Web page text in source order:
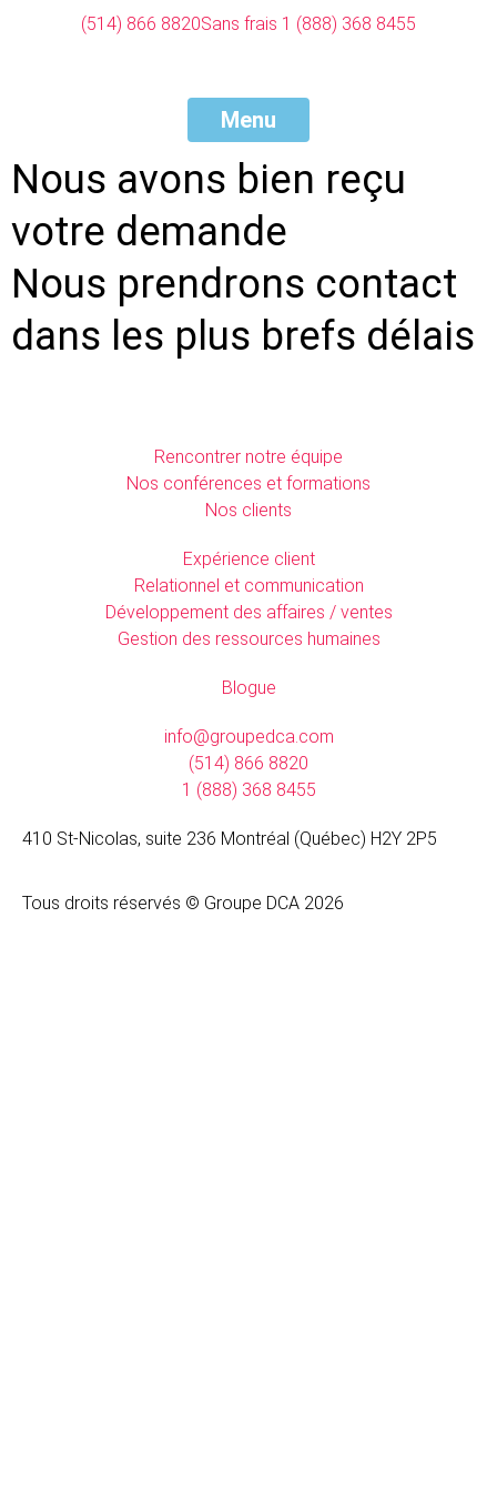
(514) 866 8820Sans frais 1 (888) 368 8455
Menu
Nous avons bien reçu
votre demande
Nous prendrons contact
dans les plus brefs délais
Rencontrer notre équipe
Nos conférences et formations
Nos clients
Expérience client
Relationnel et communication
Développement des affaires / ventes
Gestion des ressources humaines
Blogue
info@groupedca.com
(514) 866 8820
1 (888) 368 8455
410 St-Nicolas, suite 236 Montréal (Québec) H2Y 2P5
Tous droits réservés © Groupe DCA 2026